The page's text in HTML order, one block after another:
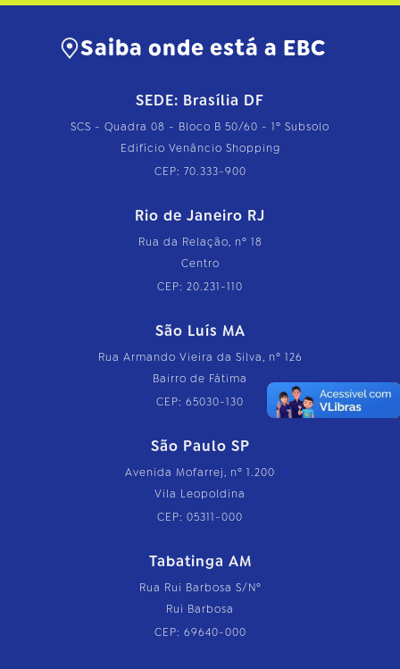
Saiba onde está a EBC
SEDE: Brasília DF
SCS - Quadra 08 - Bloco B 50/60 - 1º Subsolo
Edifício Venâncio Shopping
CEP: 70.333-900
Rio de Janeiro RJ
Rua da Relação, nº 18
Centro
CEP: 20.231-110
São Luís MA
Rua Armando Vieira da Silva, nº 126
Bairro de Fátima
CEP: 65030-130
São Paulo SP
Avenida Mofarrej, nº 1.200
Vila Leopoldina
CEP: 05311-000
Tabatinga AM
Rua Rui Barbosa S/Nº
Rui Barbosa
CEP: 69640-000